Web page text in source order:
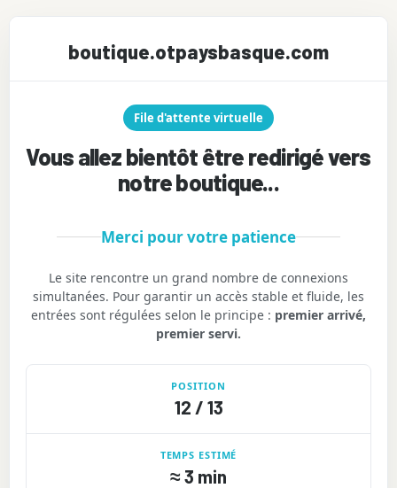
boutique.otpaysbasque.com
File d'attente virtuelle
Vous allez bientôt être redirigé vers
notre boutique...
Merci pour votre patience
Le site rencontre un grand nombre de connexions
simultanées. Pour garantir un accès stable et fluide, les
entrées sont régulées selon le principe : premier arrivé,
premier servi.
POSITION
12 / 13
TEMPS ESTIMÉ
≈ 3 min